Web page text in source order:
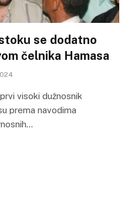
se dodatno
čelnika Hamasa
visoki dužnosnik
prema navodima